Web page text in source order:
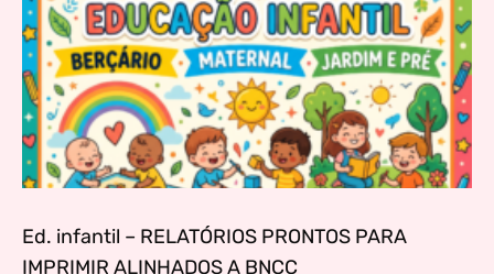
Ed. infantil – RELATÓRIOS PRONTOS PARA
IMPRIMIR ALINHADOS A BNCC